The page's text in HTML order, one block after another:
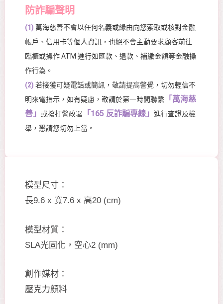
防詐騙聲明
(1) 萬海慈善不會以任何名義或緣由向您索取或核對金融
帳戶、信用卡等個人資訊，也絕不會主動要求顧客前往
臨櫃或操作 ATM 進行如匯款、退款、補繳金額等金融操
作行為。
(2) 若接獲可疑電話或簡訊，敬請提高警覺，切勿輕信不
明來電指示，如有疑慮，敬請於第一時間聯繫 「萬海慈
善」
或撥打警政署 「165 反詐騙專線」 進行查證及檢
舉，懇請您切勿上當。
模型尺寸：
長9.6 x 寬7.6 x 高20 (cm)
模型材質：
SLA光固化，空心2 (mm)
創作媒材：
壓克力顏料